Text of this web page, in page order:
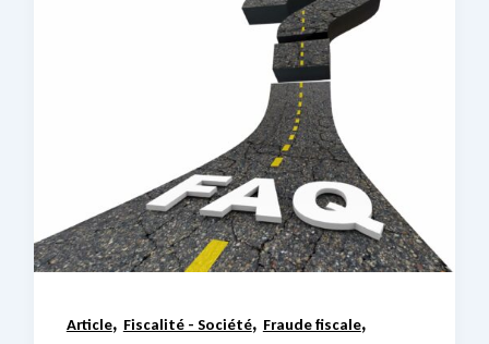
Article, Fiscalité - Société, Fraude fiscale,